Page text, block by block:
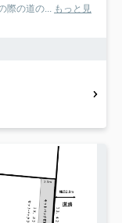
際の道の... もっと見